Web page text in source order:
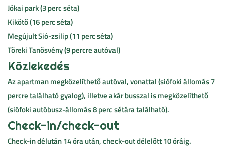
Jókai park (3 perc séta)
Kikötő (16 perc séta)
Megújult Sió-zsilip (11 perc séta)
Töreki Tanösvény (9 percre autóval)
Közlekedés
Az apartman megközelíthető autóval, vonattal (siófoki állomás 7
percre található gyalog), illetve akár busszal is megközelíthető
(siófoki autóbusz-állomás 8 perc sétára található).
Check-in/check-out
Check-in délután 14 óra után, check-out délelőtt 10 óráig.